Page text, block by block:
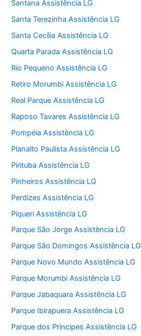
Santana Assistência LG
Santa Terezinha Assistência LG
Santa Cecília Assistência LG
Quarta Parada Assistência LG
Rio Pequeno Assistência LG
Retiro Morumbi Assistência LG
Real Parque Assistência LG
Raposo Tavares Assistência LG
Pompéia Assistência LG
Planalto Paulista Assistência LG
Pirituba Assistência LG
Pinheiros Assistência LG
Perdizes Assistência LG
Piqueri Assistência LG
Parque São Jorge Assistência LG
Parque São Domingos Assistência LG
Parque Novo Mundo Assistência LG
Parque Morumbi Assistência LG
Parque Jabaquara Assistência LG
Parque Ibirapuera Assistência LG
Parque dos Principes Assistência LG